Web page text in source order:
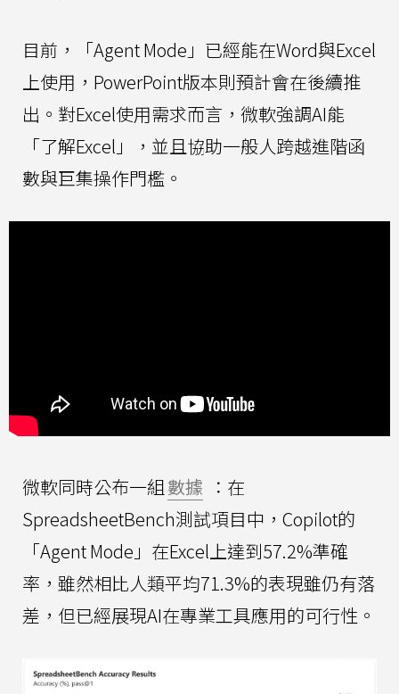
目前，「Agent Mode」已經能在Word與Excel
上使用，PowerPoint版本則預計會在後續推
出。對Excel使用需求而言，微軟強調AI能
「了解Excel」，並且協助一般人跨越進階函
數與巨集操作門檻。
微軟同時公布一組數據 ：在
SpreadsheetBench測試項目中，Copilot的
「Agent Mode」在Excel上達到57.2%準確
率，雖然相比人類平均71.3%的表現雖仍有落
差，但已經展現AI在專業工具應用的可行性。